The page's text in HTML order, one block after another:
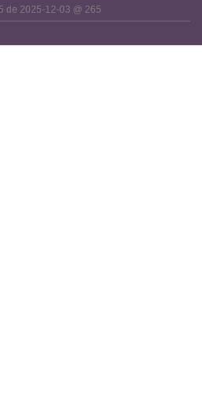
de 2025-12-03 @ 265